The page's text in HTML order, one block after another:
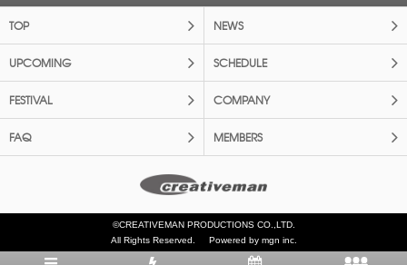
TOP NEWS
UPCOMING SCHEDULE
FESTIVAL COMPANY
FAQ MEMBERS
©CREATIVEMAN PRODUCTIONS CO.,LTD.
All Rights Reserved.
Powered by mgn inc.